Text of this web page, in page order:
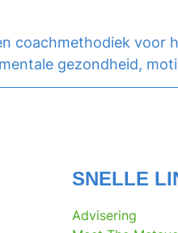
coachmethodiek voor
mentale gezondheid,
SNELLE
Advisering